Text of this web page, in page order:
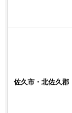
佐久市・北佐久郡